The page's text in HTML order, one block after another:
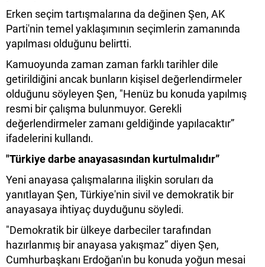
Erken seçim tartışmalarına da değinen Şen, AK
Parti'nin temel yaklaşımının seçimlerin zamanında
yapılması olduğunu belirtti.
Kamuoyunda zaman zaman farklı tarihler dile
getirildiğini ancak bunların kişisel değerlendirmeler
olduğunu söyleyen Şen, "Henüz bu konuda yapılmış
resmi bir çalışma bulunmuyor. Gerekli
değerlendirmeler zamanı geldiğinde yapılacaktır”
ifadelerini kullandı.
"Türkiye darbe anayasasından kurtulmalıdır”
Yeni anayasa çalışmalarına ilişkin soruları da
yanıtlayan Şen, Türkiye'nin sivil ve demokratik bir
anayasaya ihtiyaç duyduğunu söyledi.
"Demokratik bir ülkeye darbeciler tarafından
hazırlanmış bir anayasa yakışmaz” diyen Şen,
Cumhurbaşkanı Erdoğan'ın bu konuda yoğun mesai